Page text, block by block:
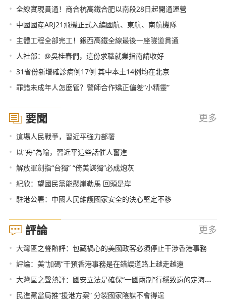
• 全線實現貫通！商合杭高鐵合肥以南段28日起開通運營
• 中國國産ARJ21飛機正式入編國航、東航、南航機隊
• 主體工程全部完工！銀西高鐵全線最後一座隧道貫通
• 人社部：@吳桂春們，這份求職就業指南請收好
• 31省份新增確診病例17例 其中本土14例均在北京
• 罪錯未成年人怎麼管？警師合作矯正偏差“小精靈”
要聞 更多
• 這場人民戰爭，習近平強力部署
• 以“舟”為喻，習近平這些話催人奮進
• 解放軍劍指“台獨” “倚美謀獨”必成炮灰
• 紀欣：望國民黨能懸崖勒馬 回頭是岸
• 駐港公署：中國人民維護國家安全的決心堅定不移
評論 更多
• 大灣區之聲熱評：包藏禍心的美國政客必須停止干涉香港事務
• 評論：美“加碼”干預香港事務是在錯誤道路上越走越遠
• 大灣區之聲熱評：國安立法是確保“一國兩制”行穩致遠的定海神針
• 民進黨當局推“援港方案” 分裂國家陰謀不會得逞